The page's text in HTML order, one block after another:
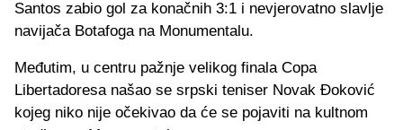
Santos zabio gol za konačnih 3:1 i nevjerovatno slavlje
navijača Botafoga na Monumentalu.
Međutim, u centru pažnje velikog finala Copa
Libertadoresa našao se srpski teniser Novak Đoković
kojeg niko nije očekivao da će se pojaviti na kultnom